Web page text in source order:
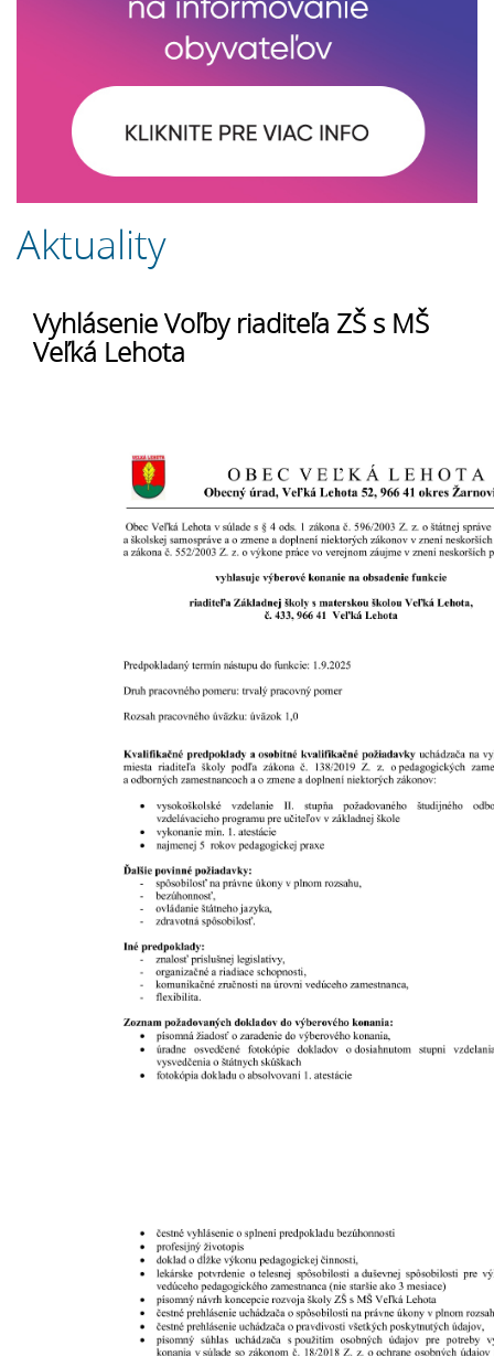
Aktuality
Vyhlásenie Voľby riaditeľa ZŠ s MŠ
Veľká Lehota